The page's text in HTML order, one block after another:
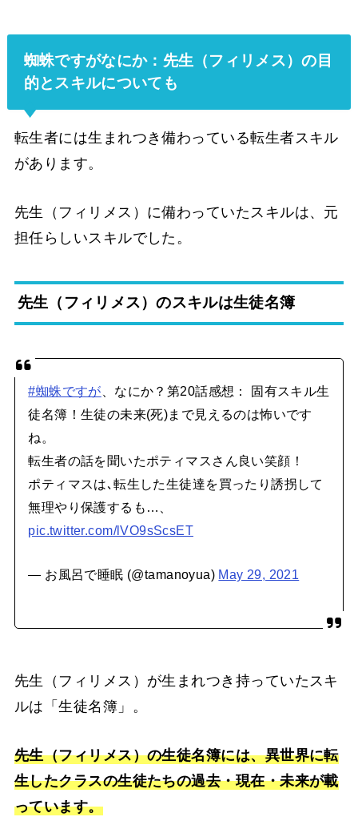
蜘蛛ですがなにか：先生（フィリメス）の目
的とスキルについても
転生者には生まれつき備わっている転生者スキル
があります。
先生（フィリメス）に備わっていたスキルは、元
担任らしいスキルでした。
先生（フィリメス）のスキルは生徒名簿
#蜘蛛ですが 、なにか？第20話感想： 固有スキル生
徒名簿！生徒の未来(死)まで見えるのは怖いです
ね。
転生者の話を聞いたポティマスさん良い笑顔！
ポティマスは､転生した生徒達を買ったり誘拐して
無理やり保護するも…、
pic.twitter.com/lVO9sScsET
— お風呂で睡眠 (@tamanoyua) May 29, 2021
先生（フィリメス）が生まれつき持っていたスキ
ルは「生徒名簿」。
先生（フィリメス）の生徒名簿には、異世界に転
生したクラスの生徒たちの過去・現在・未来が載
っています。